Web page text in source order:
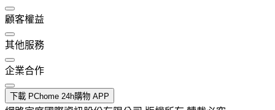
顧客權益
其他服務
企業合作
下載 PChome 24h購物 APP